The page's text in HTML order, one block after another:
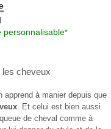
personnalisable*
les cheveux
à manier depuis que
. Et celui est bien aussi
de cheval comme à